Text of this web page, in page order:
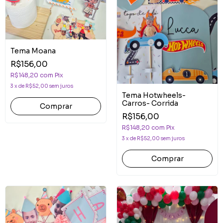
Tema Moana
R$156,00
R$148,20 com Pix
3 x de R$52,00 sem juros
Comprar
Tema Hotwheels-
Carros- Corrida
R$156,00
R$148,20 com Pix
3 x de R$52,00 sem juros
Comprar